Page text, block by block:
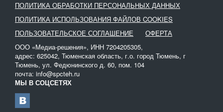
автогрейдера.
В случае, если необходимо избавиться от кюветов,
применяется автогрейдер с откосником, который
устанавливается на отвале. Срезанный лишний грунт
направляется за кюветы.
Профилирование дорог также используется при первичной
организации грунтового дорожного полотна на
неразработанной территории. Услуга востребована в сфере
строительства, когда необходимо организовать подвоз грунта к
строящемуся объекту.
ПОЛИТИКА ОБРАБОТКИ ПЕРСОНАЛЬНЫХ ДАННЫХ
ПОЛИТИКА ИСПОЛЬЗОВАНИЯ ФАЙЛОВ COOKIES
ПОЛЬЗОВАТЕЛЬСКОЕ СОГЛАШЕНИЕ
ОФЕРТА
ООО «Медиа-решения», ИНН 7204205305,
адрес: 625042, Тюменская область, г.о. город Тюмень, г
Тюмень, ул. Федюнинского д. 60, пом. 104
почта: info@spcteh.ru
МЫ В СОЦСЕТЯХ